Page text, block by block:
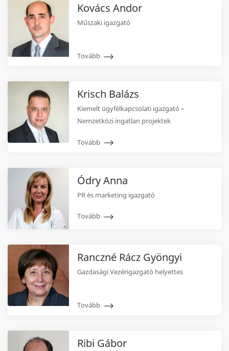
Kovács Andor
Műszaki igazgató
Tovább
Krisch Balázs
Kiemelt ügyfélkapcsolati igazgató –
Nemzetközi ingatlan projektek
Tovább
Ódry Anna
PR és marketing igazgató
Tovább
Ranczné Rácz Gyöngyi
Gazdasági Vezérigazgató helyettes
Tovább
Ribi Gábor